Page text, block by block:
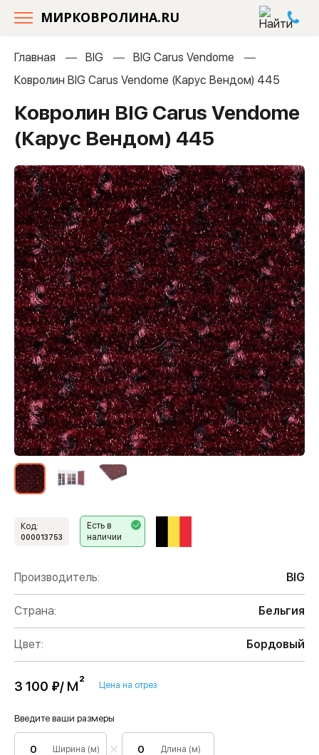
МИРКОВРОЛИНА.RU
Главная BIG
BIG Carus Vendome
Ковролин BIG Carus Vendome (Карус Вендом) 445
Ковролин BIG Carus Vendome
(Карус Вендом) 445
Код:
000013753
Есть в
наличии
Производитель: BIG
Страна: Бельгия
Цвет: Бордовый
3 100 ₽/ м² Цена на отрез
Введите ваши размеры
Ширина (м) Длина (м)